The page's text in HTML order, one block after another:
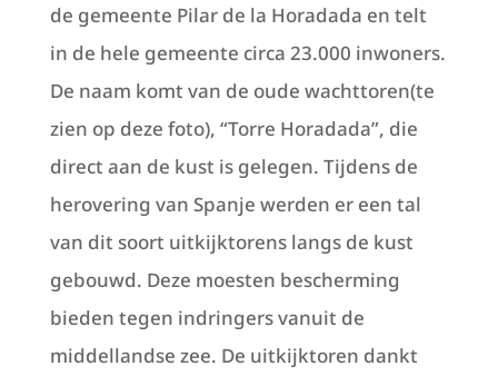
de gemeente Pilar de la Horadada en telt
in de hele gemeente circa 23.000 inwoners.
De naam komt van de oude wachttoren(te
zien op deze foto), “Torre Horadada”, die
direct aan de kust is gelegen. Tijdens de
herovering van Spanje werden er een tal
van dit soort uitkijktorens langs de kust
gebouwd. Deze moesten bescherming
bieden tegen indringers vanuit de
middellandse zee. De uitkijktoren dankt